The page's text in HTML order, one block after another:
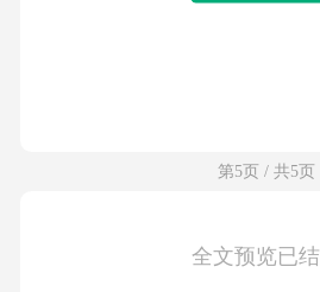
第5页 / 共5页
全文预览已